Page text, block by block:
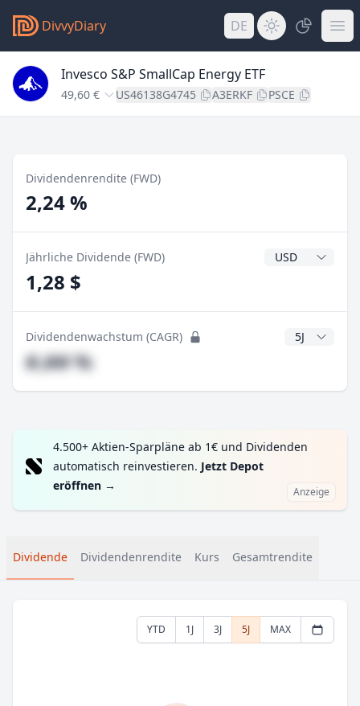
DivvyDiary DE
Invesco S&P SmallCap Energy ETF
49,60 € US46138G4745 A3ERKF PSCE
Dividendenrendite (FWD)
2,24 %
Jährliche Dividende (FWD)
1,28 $
Dividendenwachstum (CAGR) CAGR Jahre
#,## %
4.500+ Aktien-Sparpläne ab 1€ und Dividenden
automatisch reinvestieren. Jetzt Depot
eröffnen → Anzeige
Dividende Dividendenrendite Kurs Gesamtrendite
YTD 1J 3J 5J MAX